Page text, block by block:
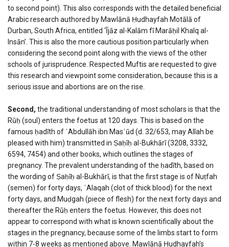
to second point). This also corresponds with the detailed beneficial
Arabic research authored by Mawlānā Ḥudhayfah Motālā of
Durban, South Africa, entitled ‘Ījāz al-Kalām fī Marāḥil Khalq al-
Insān’. This is also the more cautious position particularly when
considering the second point along with the views of the other
schools of jurisprudence. Respected Muftis are requested to give
this research and viewpoint some consideration, because this is a
serious issue and abortions are on the rise.
Second, the traditional understanding of most scholars is that the
Rūḥ (soul) enters the foetus at 120 days. This is based on the
famous ḥadīth of ʿAbdullāh ibn Masʿūd (d. 32/653, may Allah be
pleased with him) transmitted in Ṣaḥīḥ al-Bukhārī (3208, 3332,
6594, 7454) and other books, which outlines the stages of
pregnancy. The prevalent understanding of the ḥadīth, based on
the wording of Ṣaḥīḥ al-Bukhārī, is that the first stage is of Nuṭfah
(semen) for forty days, ʿAlaqah (clot of thick blood) for the next
forty days, and Muḍgah (piece of flesh) for the next forty days and
thereafter the Rūḥ enters the foetus. However, this does not
appear to correspond with what is known scientifically about the
stages in the pregnancy, because some of the limbs start to form
within 7-8 weeks as mentioned above. Mawlānā Ḥudhayfah’s